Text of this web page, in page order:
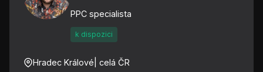
PPC specialista
k dispozici
Hradec Králové | celá ČR